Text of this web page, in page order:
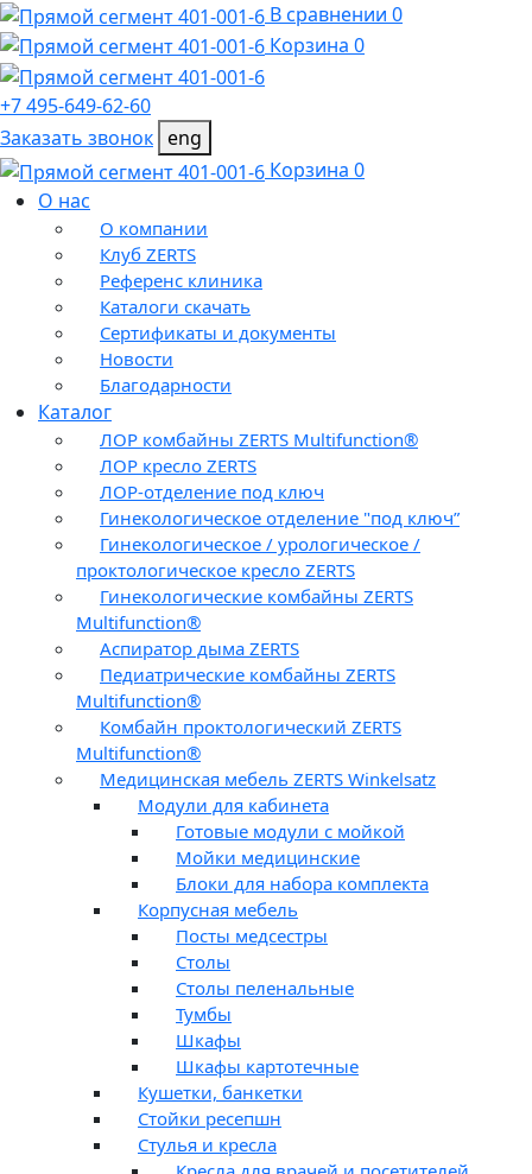
В сравнении 0
Корзина 0
+7 495-649-62-60
Заказать звонок eng
Корзина 0
О нас
О компании
Клуб ZERTS
Референс клиника
Каталоги скачать
Сертификаты и документы
Новости
Благодарности
Каталог
ЛОР комбайны ZERTS Multifunction®
ЛОР кресло ZERTS
ЛОР-отделение под ключ
Гинекологическое отделение "под ключ”
Гинекологическое / урологическое /
проктологическое кресло ZERTS
Гинекологические комбайны ZERTS
Multifunction®
Аспиратор дыма ZERTS
Педиатрические комбайны ZERTS
Multifunction®
Комбайн проктологический ZERTS
Multifunction®
Медицинская мебель ZERTS Winkelsatz
Модули для кабинета
Готовые модули с мойкой
Мойки медицинские
Блоки для набора комплекта
Корпусная мебель
Посты медсестры
Столы
Столы пеленальные
Тумбы
Шкафы
Шкафы картотечные
Кушетки, банкетки
Стойки ресепшн
Стулья и кресла